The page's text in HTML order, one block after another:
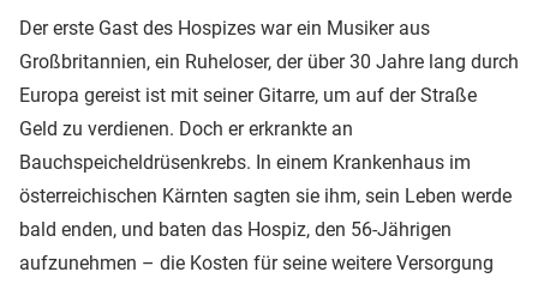
Der erste Gast des Hospizes war ein Musiker aus
Großbritannien, ein Ruheloser, der über 30 Jahre lang durch
Europa gereist ist mit seiner Gitarre, um auf der Straße
Geld zu verdienen. Doch er erkrankte an
Bauchspeicheldrüsenkrebs. In einem Krankenhaus im
österreichischen Kärnten sagten sie ihm, sein Leben werde
bald enden, und baten das Hospiz, den 56-Jährigen
aufzunehmen – die Kosten für seine weitere Versorgung